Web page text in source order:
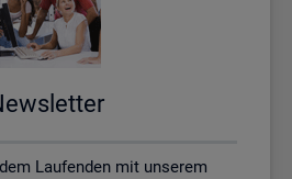
Laufenden mit unserem